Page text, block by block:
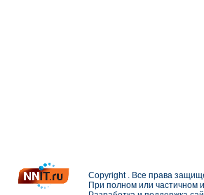
Copyright . Все права
При полном или частичном